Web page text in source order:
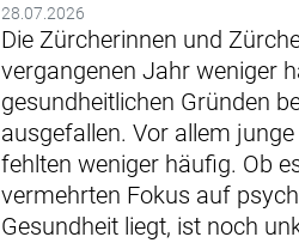
28.07.2026
Die Zürcherinnen und
vergangenen Jahr weniger
gesundheitlichen Gründen
ausgefallen. Vor allem
fehlten weniger häufig. Ob
vermehrten Fokus auf
Gesundheit liegt, ist noch